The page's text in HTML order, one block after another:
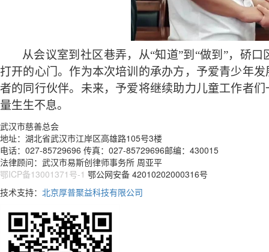
从会议室到社区巷弄，从“知道”到“做到”，硚
打开的心门。作为本次培训的承办方，予爱青少年
者的同行伙伴。未来，予爱将继续助力儿童工作者
量生生不息。
武汉市慈善总会
地址：湖北省武汉市江岸区高雄路105号3楼
电话：027-85729696 传真：027-85729696邮编：430015
法律顾问：武汉市易斯创律师事务所 周亚平
鄂ICP备13001371号-1 鄂公网安备 42010202000316号
技术支持： 北京厚普聚益科技有限公司